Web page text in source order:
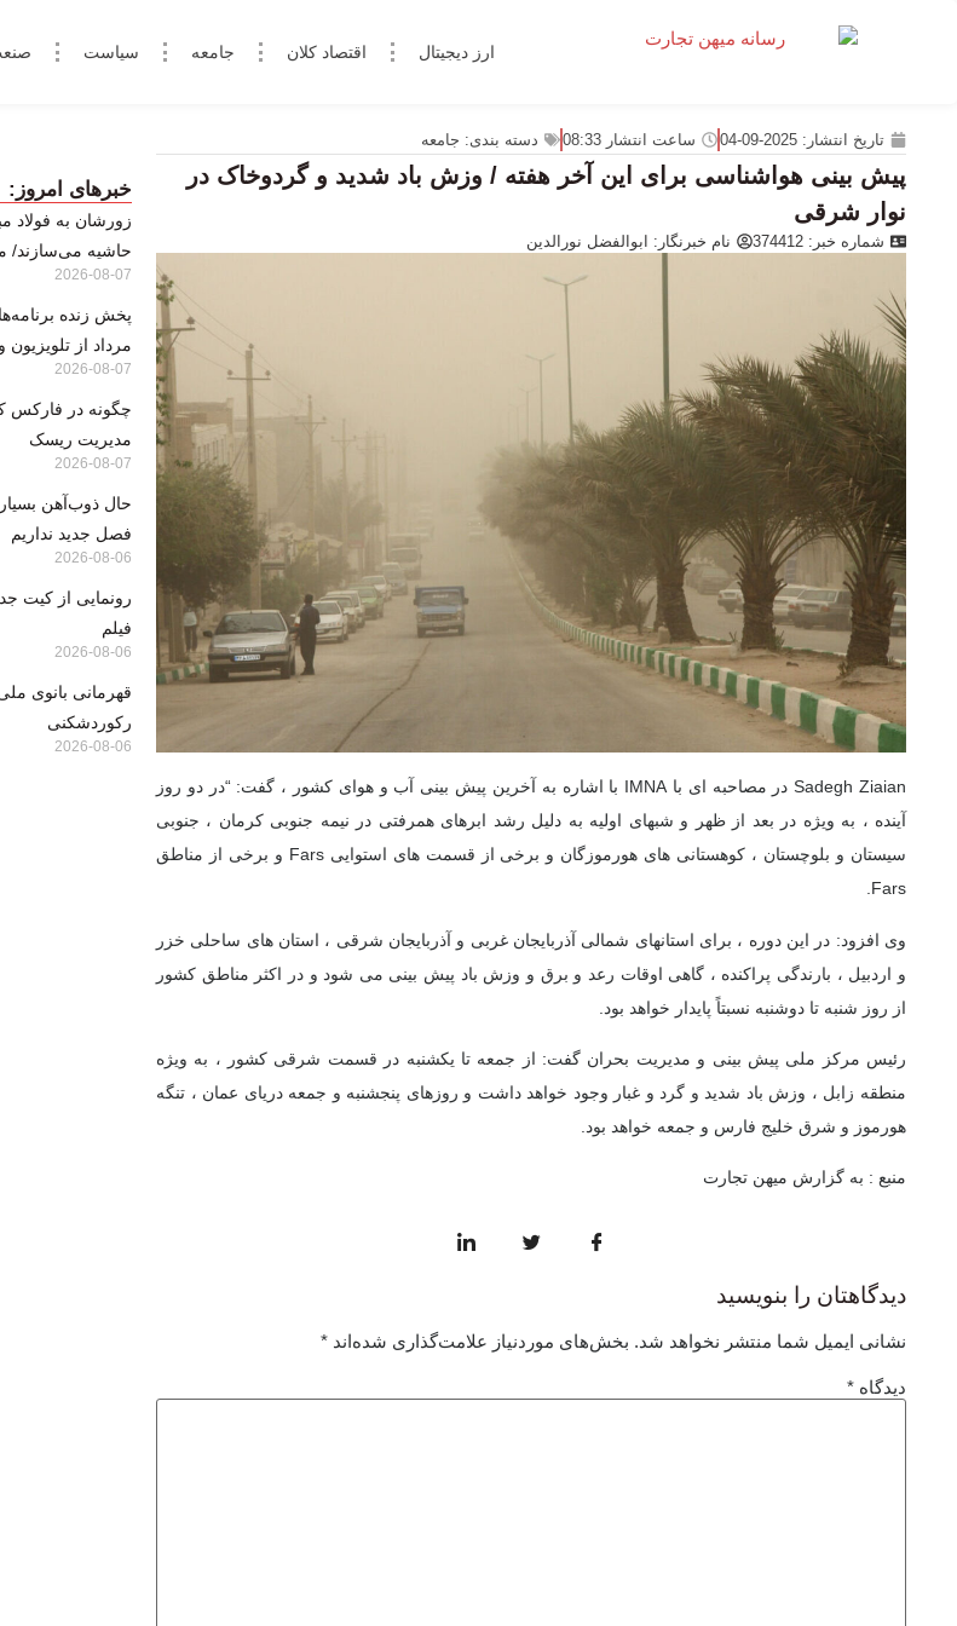
ارز دیجیتال اقتصاد کلان جامعه سیاست
تاریخ انتشار: 2025-09-04 ساعت انتشار 08:33 دسته بندی: جامعه
پیش بینی هواشناسی برای این آخر هفته / وزش باد شدید و گردوخاک در
نوار شرقی
شماره خبر: 374412 نام خبرنگار: ابوالفضل نورالدین
Sadegh Ziaian در مصاحبه ای با IMNA با اشاره به آخرین پیش بینی آب و هوای کشور ، گفت: “در دو روز
آینده ، به ویژه در بعد از ظهر و شبهای اولیه به دلیل رشد ابرهای همرفتی در نیمه جنوبی کرمان ، جنوبی
سیستان و بلوچستان ، کوهستانی های هورموزگان و برخی از قسمت های استوایی Fars و برخی از مناطق
Fars.
وی افزود: در این دوره ، برای استانهای شمالی آذربایجان غربی و آذربایجان شرقی ، استان های ساحلی خزر
و اردبیل ، بارندگی پراکنده ، گاهی اوقات رعد و برق و وزش باد پیش بینی می شود و در اکثر مناطق کشور
از روز شنبه تا دوشنبه نسبتاً پایدار خواهد بود.
رئیس مرکز ملی پیش بینی و مدیریت بحران گفت: از جمعه تا یکشنبه در قسمت شرقی کشور ، به ویژه
منطقه زابل ، وزش باد شدید و گرد و غبار وجود خواهد داشت و روزهای پنجشنبه و جمعه دریای عمان ، تنگه
هورموز و شرق خلیج فارس و جمعه خواهد بود.
منبع : به گزارش میهن تجارت
دیدگاهتان را بنویسید
نشانی ایمیل شما منتشر نخواهد شد. بخش‌های موردنیاز علامت‌گذاری شده‌اند *
دیدگاه *
خبرهای امروز:
زورشان به فولاد
حاشیه می‌سازند/
2026-08-07
مرداد از
2026-08-07
مدیریت ریسک
2026-08-07
حال ذوب‌آهن
فصل جدید نداریم
2026-08-06
رونمایی از کیت
فیلم
2026-08-06
قهرمانی بانوی
رکوردشکنی
2026-08-06